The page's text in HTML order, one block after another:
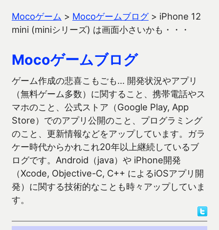
Mocoゲーム > Mocoゲームブログ> iPhone 12
mini (miniシリーズ) は画面小さいかも・・・
Mocoゲームブログ
ゲーム作成の悲喜こもごも… 開発状況やアプリ
（無料ゲーム多数）に関すること、携帯電話やス
マホのこと、公式ストア（Google Play, App
Store）でのアプリ公開のこと、プログラミング
のこと、更新情報などをアップしています。ガラ
ケー時代からかれこれ20年以上継続しているブ
ログです。Android（java）や iPhone開発
（Xcode, Objective-C, C++ によるiOSアプリ開
発）に関する技術的なことも時々アップしていま
す。